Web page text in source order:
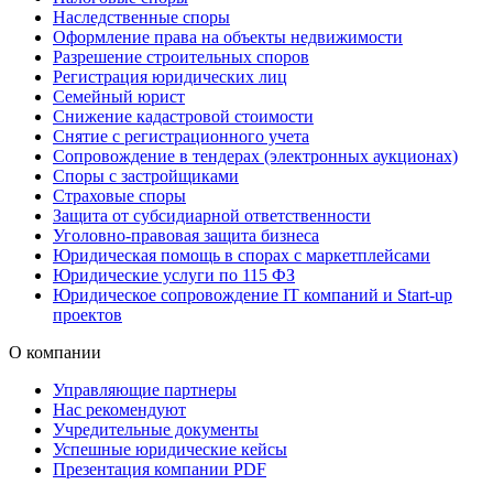
Наследственные споры
Оформление права на объекты недвижимости
Разрешение строительных споров
Регистрация юридических лиц
Семейный юрист
Снижение кадастровой стоимости
Снятие с регистрационного учета
Сопровождение в тендерах (электронных аукционах)
Споры с застройщиками
Страховые споры
Защита от субсидиарной ответственности
Уголовно-правовая защита бизнеса
Юридическая помощь в спорах с маркетплейсами
Юридические услуги по 115 ФЗ
Юридическое сопровождение IT компаний и Start-up
проектов
О компании
Управляющие партнеры
Нас рекомендуют
Учредительные документы
Успешные юридические кейсы
Презентация компании PDF